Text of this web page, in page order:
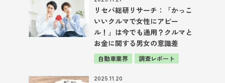
リセバ総研リサーチ：「かっこ
いいクルマで女性にアピー
ル！」は今でも通用？クルマと
お金に関する男女の意識差
自動車業界 調査レポート
2025.11.20